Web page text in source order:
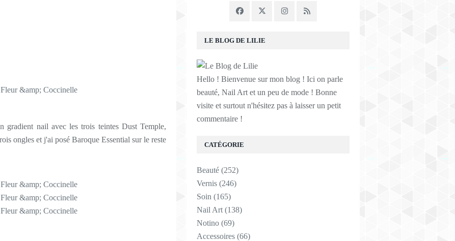
gradient nail avec les trois teintes Dust Temple,
ongles et j'ai posé Baroque Essential sur le reste
LE BLOG DE LILIE
Hello ! Bienvenue sur mon blog ! Ici on parle
beauté, Nail Art et un peu de mode ! Bonne
visite et surtout n'hésitez pas à laisser un petit
commentaire !
CATÉGORIE
Beauté (252)
Vernis (246)
Soin (165)
Nail Art (138)
Notino (69)
Accessoires (66)